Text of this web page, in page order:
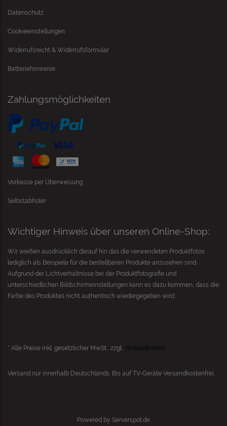
Datenschutz
Cookieeinstellungen
Widerrufsrecht & Widerrufsformular
Batteriehinweise
Zahlungsmöglichkeiten
Vorkasse per Überweisung
Selbstabholer
Wichtiger Hinweis über unseren Online-Shop:
Wir weißen ausdrücklich darauf hin das die verwendeten Produktfotos
lediglich als Beispiele für die bestellbaren Produkte anzusehen sind.
Aufgrund der Lichtverhältnisse bei der Produktfotografie und
unterschiedlichen Bildschirmeinstellungen kann es dazu kommen, dass die
Farbe des Produktes nicht authentisch wiedergegeben wird.
* Alle Preise inkl. gesetzlicher MwSt., zzgl. Versandkosten
Versand nur innerhalb Deutschlands. Bis auf TV-Geräte Versandkostenfrei.
Powered by Serverspot.de